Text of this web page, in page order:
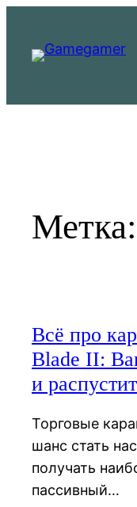
содержимому
Метка:
Всё про
Blade II:
и
Торговые
шанс стать
получать
пассивный…